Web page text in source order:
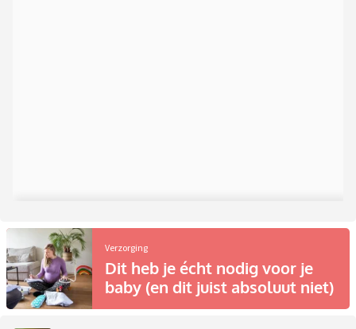
Verzorging
Dit heb je écht nodig voor je
baby (en dit juist absoluut niet)